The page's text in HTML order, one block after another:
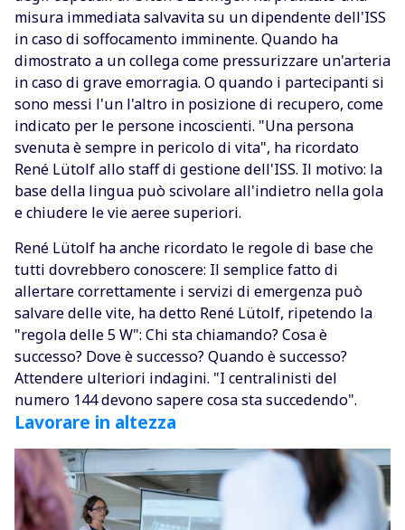
misura immediata salvavita su un dipendente dell'ISS
in caso di soffocamento imminente. Quando ha
dimostrato a un collega come pressurizzare un'arteria
in caso di grave emorragia. O quando i partecipanti si
sono messi l'un l'altro in posizione di recupero, come
indicato per le persone incoscienti. "Una persona
svenuta è sempre in pericolo di vita", ha ricordato
René Lütolf allo staff di gestione dell'ISS. Il motivo: la
base della lingua può scivolare all'indietro nella gola
e chiudere le vie aeree superiori.
René Lütolf ha anche ricordato le regole di base che
tutti dovrebbero conoscere: Il semplice fatto di
allertare correttamente i servizi di emergenza può
salvare delle vite, ha detto René Lütolf, ripetendo la
"regola delle 5 W": Chi sta chiamando? Cosa è
successo? Dove è successo? Quando è successo?
Attendere ulteriori indagini. "I centralinisti del
numero 144 devono sapere cosa sta succedendo".
Lavorare in altezza